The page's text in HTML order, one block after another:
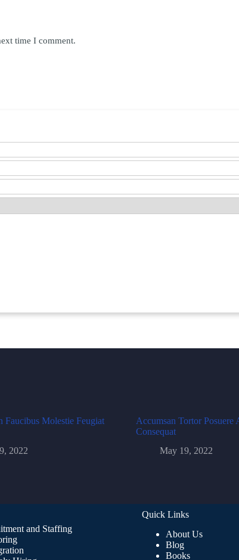
time I comment.
Faucibus Molestie Feugiat
2022
Accumsan Tortor Posuere
Consequat
May 19, 2022
and Staffing
Quick Links
About Us
Blog
Books